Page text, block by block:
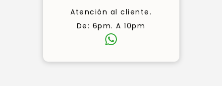
Atención al cliente.
De: 6pm. A 10pm